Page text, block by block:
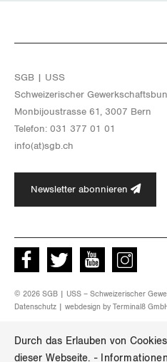
Durch das Erlauben von
dieser Webseite. -
SGB | USS
Schwei­ze­ri­scher
Mon­bi­joustras­se 61, 3007 Bern
Te­le­fon: 031 377 01 01
info(at)​sgb.​ch
Newsletter abonnieren
Facebook Twitter Youtube instagram
© 2026 SGB | USS – Schweizerischer
Datenschutz | webdesign by Terminal8